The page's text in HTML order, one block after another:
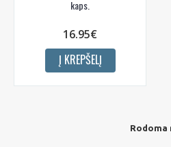
kaps.
16.95€
Į KREPŠELĮ
Rodoma